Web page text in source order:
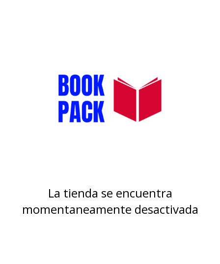
La tienda se encuentra
momentaneamente desactivada